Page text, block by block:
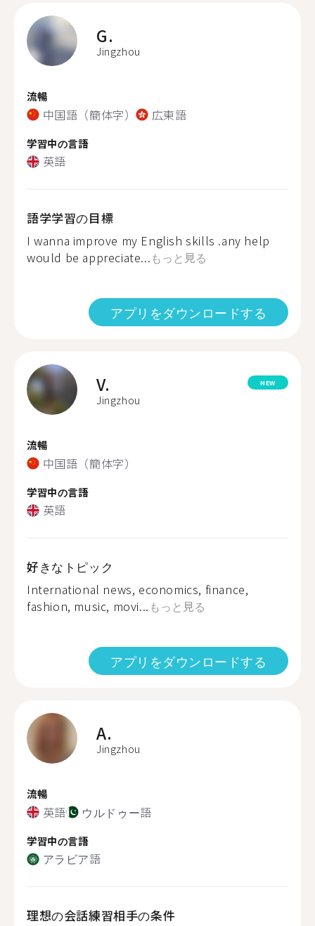
G.
Jingzhou
流暢
中国語（簡体字） 広東語
学習中の言語
英語
語学学習の目標
I wanna improve my English skills .any help
would be appreciate...もっと見る
アプリをダウンロードする
V.
Jingzhou
NEW
流暢
中国語（簡体字）
学習中の言語
英語
好きなトピック
International news, economics, finance,
fashion, music, movi... もっと見る
アプリをダウンロードする
A.
Jingzhou
流暢
英語 ウルドゥー語
学習中の言語
アラビア語
理想の会話練習相手の条件